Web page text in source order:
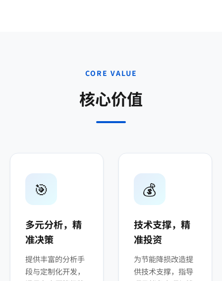
CORE VALUE
核心价值
🎯
多元分析，精
准决策
提供丰富的分析手
段与定制化开发，
💰
技术支撑，精
准投资
为节能降损改造提
供技术支撑，指导